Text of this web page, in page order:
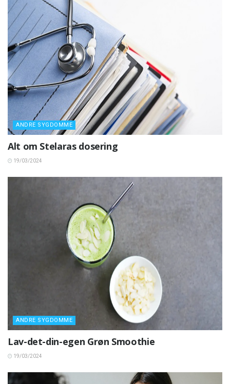
ANDRE SYGDOMME
Alt om Stelaras dosering
19/03/2024
ANDRE SYGDOMME
Lav-det-din-egen Grøn Smoothie
19/03/2024